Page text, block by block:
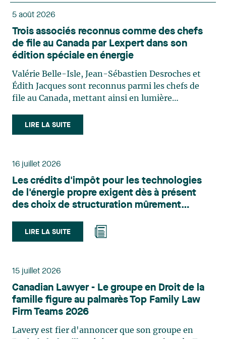
5 août 2026
Trois associés reconnus comme des chefs
de file au Canada par Lexpert dans son
édition spéciale en énergie
Valérie Belle-Isle, Jean-Sébastien Desroches et
Édith Jacques sont reconnus parmi les chefs de
file au Canada, mettant ainsi en lumière
le domaine du droit des technologies. Valérie
Belle-Isle est associée au sein du groupe de droit
principalement sur le droit de l’environnement,
du territoire. Elle conseille et représente une
clientèle publique et privée dans le cadre d’enjeux
touchant notamment les obligations
et de permis, l’application et la contestation de
règlements d’urbanisme, ainsi que les dossiers
municipalités dans la validation juridique de leurs
Reconnue pour son approche à la fois stratégique
et pratique, elle intervient aussi en matière de
taxation municipale et d’évaluation foncière, en
plus de contribuer régulièrement à des
LIRE LA SUITE
16 juillet 2026
Les crédits d'impôt pour les technologies
de l'énergie propre exigent dès à présent
des choix de structuration mûrement
LIRE LA SUITE
15 juillet 2026
Canadian Lawyer - Le groupe en Droit de la
famille figure au palmarès Top Family Law
Firm Teams 2026
Lavery est fier d'annoncer que son groupe en